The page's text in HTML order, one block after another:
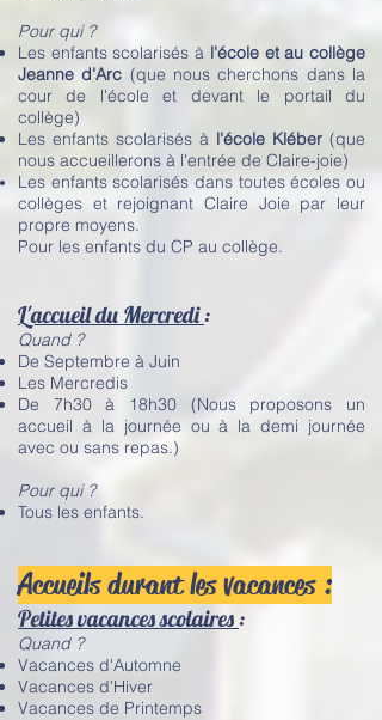
Pour qui ?
Les enfants scolarisés à l'école et au collège
Jeanne d'Arc (que nous cherchons dans la
cour de l'école et devant le portail du
collège)
Les enfants scolarisés à l'école Kléber (que
nous accueillerons à l'entrée de Claire-joie)
Les enfants scolarisés dans toutes écoles ou
collèges et rejoignant Claire Joie par leur
propre moyens.
Pour les enfants du CP au collège.
L'accueil du Mercredi:
Quand ?
De Septembre à Juin
Les Mercredis
De 7h30 à 18h30 (Nous proposons un
accueil à la journée ou à la demi journée
avec ou sans repas.)
Pour qui ?
Tous les enfants.
Accueils durant les vacances :
Petites vacances scolaires:
Quand ?
Vacances d'Automne
Vacances d'Hiver
Vacances de Printemps